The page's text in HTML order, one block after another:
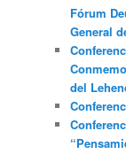
Fórum
General
del